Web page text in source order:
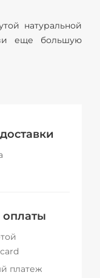
натуральной
еще большую
платеж